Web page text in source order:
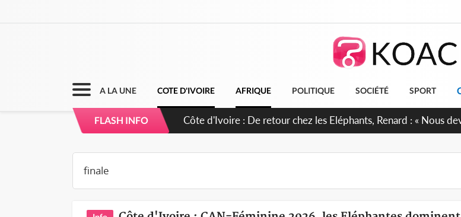
A LA UNE COTE D'IVOIRE AFRIQUE POLITIQUE SOCIÉTÉ SPORT
FLASH INFO
Côte d'Ivoire : 66e anniversaire de l'Indépendance, les Forces